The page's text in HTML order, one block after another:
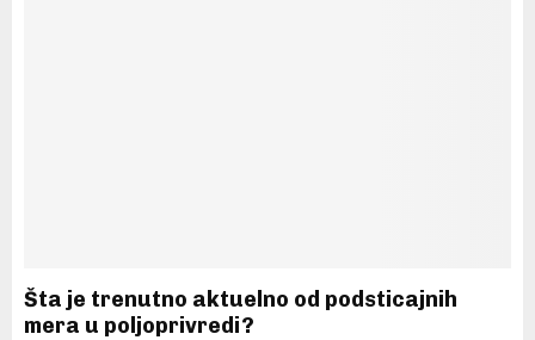
Šta je trenutno aktuelno od podsticajnih
mera u poljoprivredi?